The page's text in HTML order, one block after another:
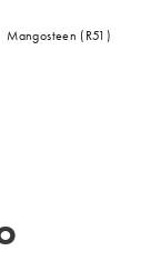
Mangosteen (R51)